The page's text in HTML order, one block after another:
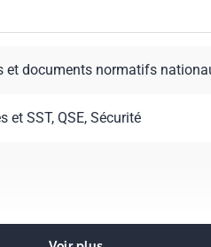
et documents normatifs
et SST, QSE, Sécurité